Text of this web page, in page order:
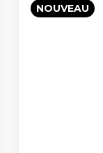
NOUVEAU